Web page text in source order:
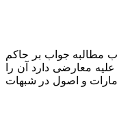
مطالبه جواب بر حاکم
معارضی دارد آن را
و اصول در شبهات